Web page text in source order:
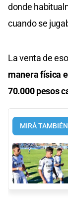
donde
cuando se
La venta de
manera física
70.000 pesos
MIRÁ TAMBIÉN